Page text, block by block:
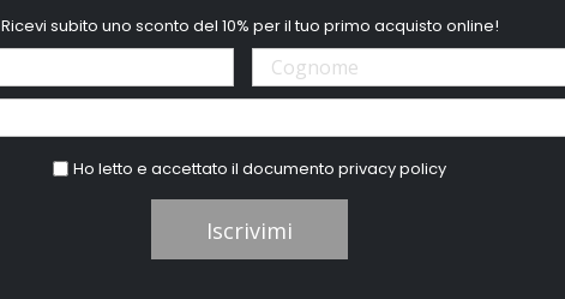
Ricevi subito uno sconto del 10% per il tuo primo acquisto online!
Ho letto e accettato il documentoprivacy policy
Iscrivimi